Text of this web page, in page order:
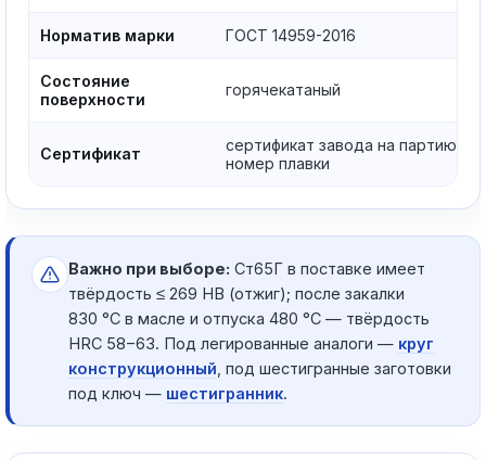
Норматив марки ГОСТ 14959-2016
Состояние
поверхности
горячекатаный
Сертификат
сертификат завода на партию,
номер плавки
Важно при выборе: Ст65Г в поставке имеет
твёрдость ≤ 269 HB (отжиг); после закалки
830 °C в масле и отпуска 480 °C — твёрдость
HRC 58−63. Под легированные аналоги — круг
конструкционный , под шестигранные заготовки
под ключ — шестигранник.